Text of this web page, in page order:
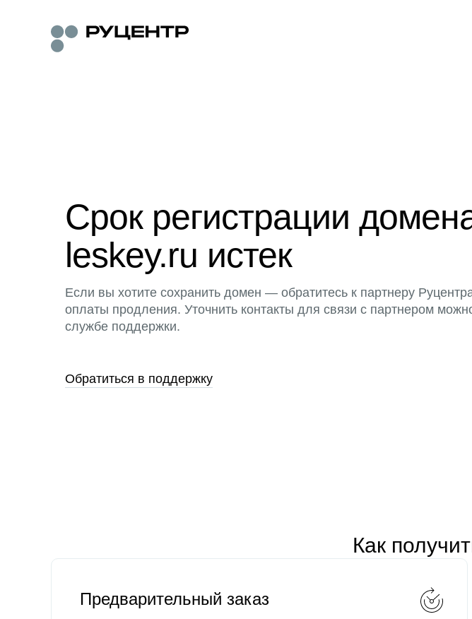
Срок регистрации
leskey.ru истек
Если вы хотите сохранить домен — обратитесь к партнеру
оплаты продления. Уточнить контакты для связи с партнером
службе поддержки.
Обратиться в поддержку
Как
Предварительный заказ